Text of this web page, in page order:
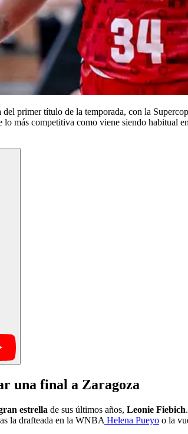
primer título de la temporada, con la
más competitiva como viene siendo habitual
una final a Zaragoza
estrella de sus últimos años, Leonie Fiebich
la drafteada en la WNBA Helena Pueyo o la